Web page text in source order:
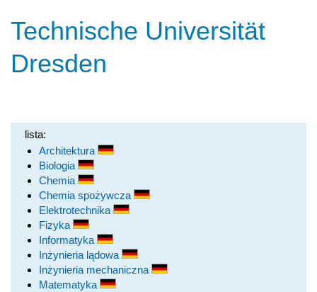
Technische Universität
Dresden
lista:
Architektura
Biologia
Chemia
Chemia spożywcza
Elektrotechnika
Fizyka
Informatyka
Inżynieria lądowa
Inżynieria mechaniczna
Matematyka